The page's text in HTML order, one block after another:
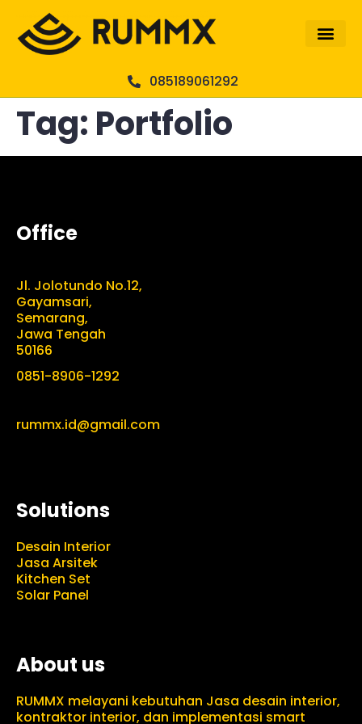
085189061292
Tag: Portfolio
Office
Jl. Jolotundo No.12,
Gayamsari,
Semarang,
Jawa Tengah
50166
0851-8906-1292
rummx.id@gmail.com
Solutions
Desain Interior
Jasa Arsitek
Kitchen Set
Solar Panel
About us
RUMMX melayani kebutuhan Jasa desain interior,
kontraktor interior, dan implementasi smart